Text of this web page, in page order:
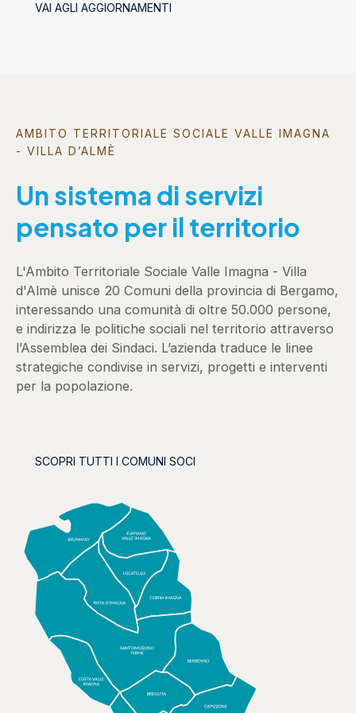
socializzanti (Centri estivi)
VAI AGLI AGGIORNAMENTI
AMBITO TERRITORIALE SOCIALE VALLE IMAGNA
- VILLA D’ALMÈ
Un sistema di servizi
pensato per il territorio
L'Ambito Territoriale Sociale Valle Imagna - Villa
d'Almè unisce 20 Comuni della provincia di Bergamo,
interessando una comunità di oltre 50.000 persone,
e indirizza le politiche sociali nel territorio attraverso
l’Assemblea dei Sindaci. L’azienda traduce le linee
strategiche condivise in servizi, progetti e interventi
per la popolazione.
SCOPRI TUTTI I COMUNI SOCI